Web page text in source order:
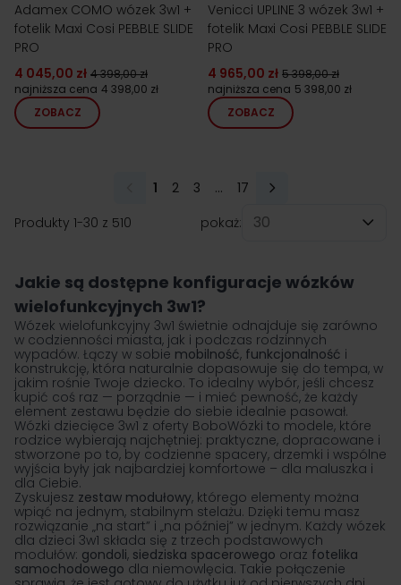
Adamex COMO wózek 3w1 +
fotelik Maxi Cosi PEBBLE SLIDE
PRO
4 045,00 zł 4 398,00 zł
najniższa cena 4 398,00 zł
ZOBACZ
Venicci UPLINE 3 wózek 3w1 +
fotelik Maxi Cosi PEBBLE SLIDE
PRO
4 965,00 zł 5 398,00 zł
najniższa cena 5 398,00 zł
ZOBACZ
Produkty 1-30 z 510
Aktualnie czytasz stronę
1 Strona
2 Strona
3 ... Strona
17
pokaż:
Jakie są dostępne konfiguracje wózków
wielofunkcyjnych 3w1?
Wózek wielofunkcyjny 3w1 świetnie odnajduje się zarówno
w codzienności miasta, jak i podczas rodzinnych
wypadów. Łączy w sobie mobilność, funkcjonalność i
konstrukcję, która naturalnie dopasowuje się do tempa, w
jakim rośnie Twoje dziecko. To idealny wybór, jeśli chcesz
kupić coś raz — porządnie — i mieć pewność, że każdy
element zestawu będzie do siebie idealnie pasował.
Wózki dziecięce 3w1 z oferty BoboWózki to modele, które
rodzice wybierają najchętniej: praktyczne, dopracowane i
stworzone po to, by codzienne spacery, drzemki i wspólne
wyjścia były jak najbardziej komfortowe – dla maluszka i
dla Ciebie.
Zyskujesz zestaw modułowy, którego elementy można
wpiąć na jednym, stabilnym stelażu. Dzięki temu masz
rozwiązanie „na start” i „na później” w jednym. Każdy wózek
dla dzieci 3w1 składa się z trzech podstawowych
modułów: gondoli, siedziska spacerowego oraz fotelika
samochodowego dla niemowlęcia. Takie połączenie